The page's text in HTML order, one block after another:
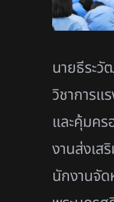
นายธีระ
วิชาการแ
และคุ้มค
งานส่งเส
นักงานจั